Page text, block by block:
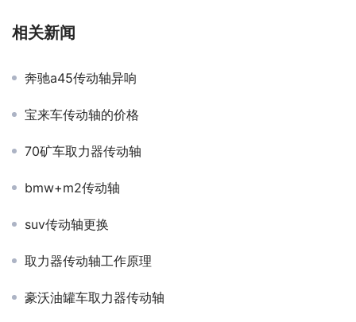
相关新闻
奔驰a45传动轴异响
宝来车传动轴的价格
70矿车取力器传动轴
bmw+m2传动轴
suv传动轴更换
取力器传动轴工作原理
豪沃油罐车取力器传动轴